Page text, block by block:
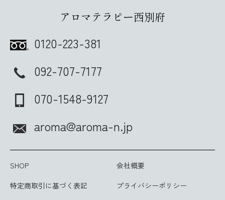
アロマテラピー西別府
0120-223-381
092-707-7177
070-1548-9127
aroma@aroma-n.jp
SHOP
会社概要
特定商取引に基づく表記
プライバシーポリシー